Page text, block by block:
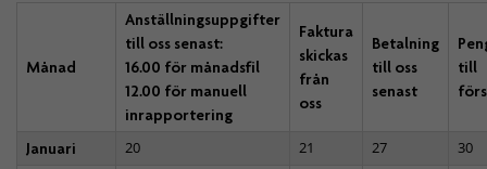
Månad
Anställningsuppgifter
till oss senast:
16.00 för månadsfil
12.00 för manuell
inrapportering
Faktura
skickas
från
oss
Betalning
till oss
senast
till
Januari 20 21 27
30